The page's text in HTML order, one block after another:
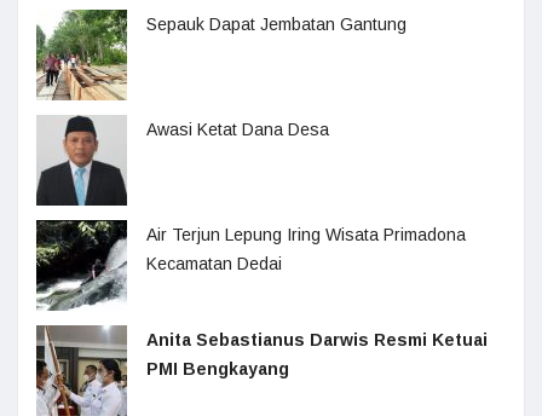
Sepauk Dapat Jembatan Gantung
Awasi Ketat Dana Desa
Air Terjun Lepung Iring Wisata Primadona
Kecamatan Dedai
Anita Sebastianus Darwis Resmi Ketuai
PMI Bengkayang